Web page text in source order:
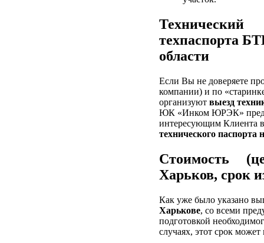
техпаспорта
области
Если Вы не доверяете
компании) и по
организуют выезд
ЮК «Инком ЮРЭК»
интересующим Клиента
технического
Стоимость
Харьков, срок
Как уже было указано
Харькове, со всеми
подготовкой
случаях, этот срок